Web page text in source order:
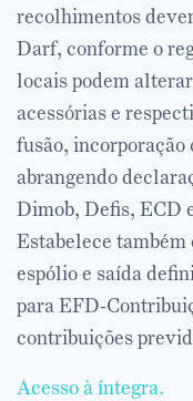
recolhimentos
Darf, conforme o
locais podem
acessórias e
fusão, incorporação
abrangendo
Dimob, Defis, ECD
Estabelece também
espólio e saída
para EFD-
contribuições
Acesso à íntegra.